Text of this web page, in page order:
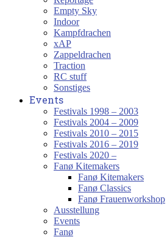
Empty Sky
Indoor
Kampfdrachen
xAP
Zappeldrachen
Traction
RC stuff
Sonstiges
Events
Festivals 1998 – 2003
Festivals 2004 – 2009
Festivals 2010 – 2015
Festivals 2016 – 2019
Festivals 2020 –
Fanø Kitemakers
Fanø Kitemakers
Fanø Classics
Fanø Frauenworkshop
Ausstellung
Events
Fanø